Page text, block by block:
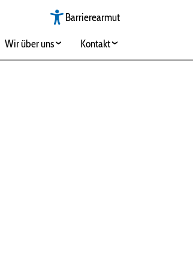
Barrierearmut
Wir über uns Kontakt